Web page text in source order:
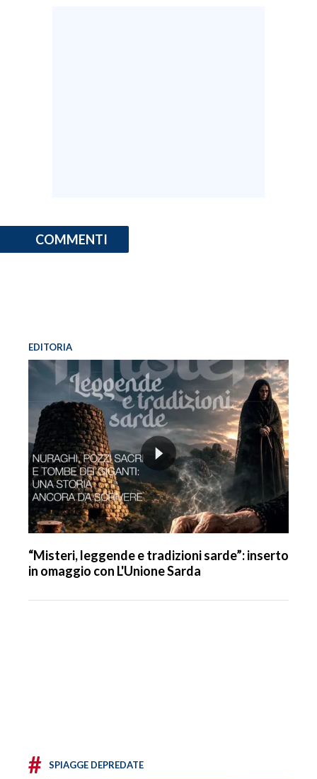
COMMENTI
EDITORIA
“Misteri, leggende e tradizioni sarde”: inserto
in omaggio con L'Unione Sarda
# SPIAGGE DEPREDATE